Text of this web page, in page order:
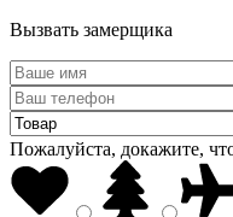
Вызвать замерщика
Пожалуйста, докажите,